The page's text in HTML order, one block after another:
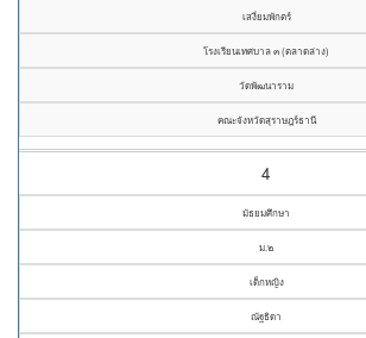
เสงี่ยมพักตร์
โรงเรียนเทศบาล ๓ (ตลาดล่าง)
วัดพัฒนาราม
คณะจังหวัดสุราษฎร์ธานี
4
มัธยมศึกษา
ม.๒
เด็กหญิง
ณัฐธิดา